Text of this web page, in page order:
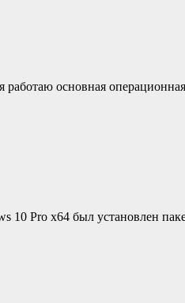
основная
10 Pro x64 был установлен